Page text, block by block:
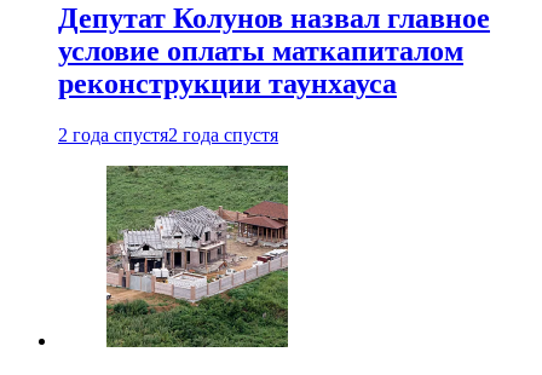
Депутат Колунов назвал главное
условие оплаты маткапиталом
реконструкции таунхауса
2 года спустя2 года спустя